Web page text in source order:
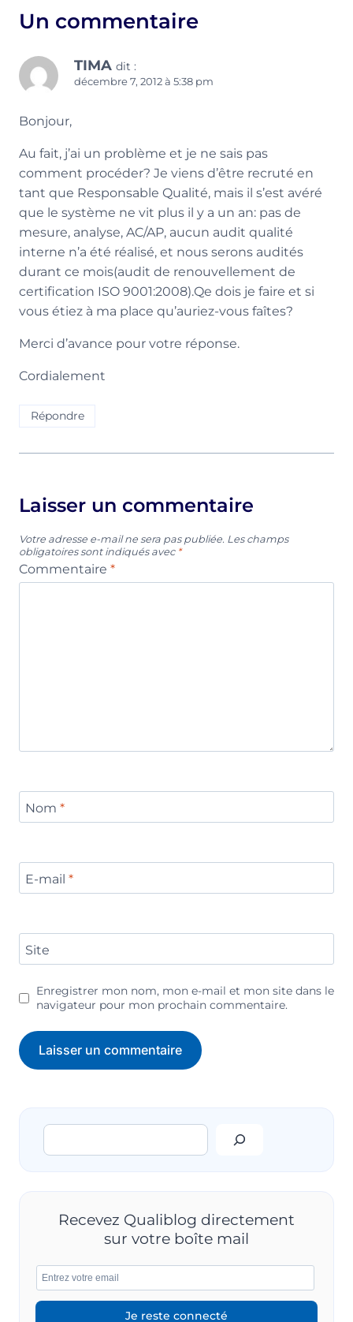
Un commentaire
TIMA dit :
décembre 7, 2012 à 5:38 pm
Bonjour,
Au fait, j’ai un problème et je ne sais pas
comment procéder? Je viens d’être recruté en
tant que Responsable Qualité, mais il s’est avéré
que le système ne vit plus il y a un an: pas de
mesure, analyse, AC/AP, aucun audit qualité
interne n’a été réalisé, et nous serons audités
durant ce mois(audit de renouvellement de
certification ISO 9001:2008).Qe dois je faire et si
vous étiez à ma place qu’auriez-vous faîtes?
Merci d’avance pour votre réponse.
Cordialement
Répondre
Laisser un commentaire
Votre adresse e-mail ne sera pas publiée. Les champs
obligatoires sont indiqués avec *
Commentaire *
Nom *
E-mail *
Site
Enregistrer mon nom, mon e-mail et mon site dans le
navigateur pour mon prochain commentaire.
Rechercher
Recevez Qualiblog directement
sur votre boîte mail